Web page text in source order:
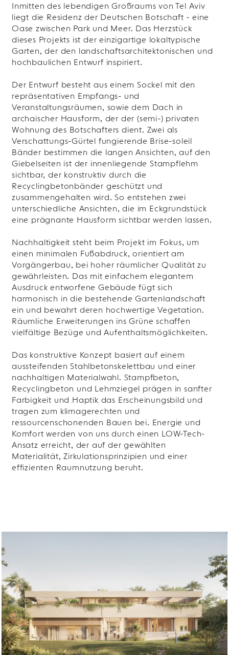
Inmitten des lebendigen Großraums von Tel Aviv
liegt die Residenz der Deutschen Botschaft - eine
Oase zwischen Park und Meer. Das Herzstück
dieses Projekts ist der einzigartige lokaltypische
Garten, der den landschaftsarchitektonischen und
hochbaulichen Entwurf inspiriert.
Der Entwurf besteht aus einem Sockel mit den
repräsentativen Empfangs- und
Veranstaltungsräumen, sowie dem Dach in
archaischer Hausform, der der (semi-) privaten
Wohnung des Botschafters dient. Zwei als
Verschattungs-Gürtel fungierende Brise-soleil
Bänder bestimmen die langen Ansichten, auf den
Giebelseiten ist der innenliegende Stampflehm
sichtbar, der konstruktiv durch die
Recyclingbetonbänder geschützt und
zusammengehalten wird. So entstehen zwei
unterschiedliche Ansichten, die im Eckgrundstück
eine prägnante Hausform sichtbar werden lassen.
Nachhaltigkeit steht beim Projekt im Fokus, um
einen minimalen Fußabdruck, orientiert am
Vorgängerbau, bei hoher räumlicher Qualität zu
gewährleisten. Das mit einfachem elegantem
Ausdruck entworfene Gebäude fügt sich
harmonisch in die bestehende Gartenlandschaft
ein und bewahrt deren hochwertige Vegetation.
Räumliche Erweiterungen ins Grüne schaffen
vielfältige Bezüge und Aufenthaltsmöglichkeiten.
Das konstruktive Konzept basiert auf einem
aussteifenden Stahlbetonskelettbau und einer
nachhaltigen Materialwahl. Stampfbeton,
Recyclingbeton und Lehmziegel prägen in sanfter
Farbigkeit und Haptik das Erscheinungsbild und
tragen zum klimagerechten und
ressourcenschonenden Bauen bei. Energie und
Komfort werden von uns durch einen LOW-Tech-
Ansatz erreicht, der auf der gewählten
Materialität, Zirkulationsprinzipien und einer
effizienten Raumnutzung beruht.